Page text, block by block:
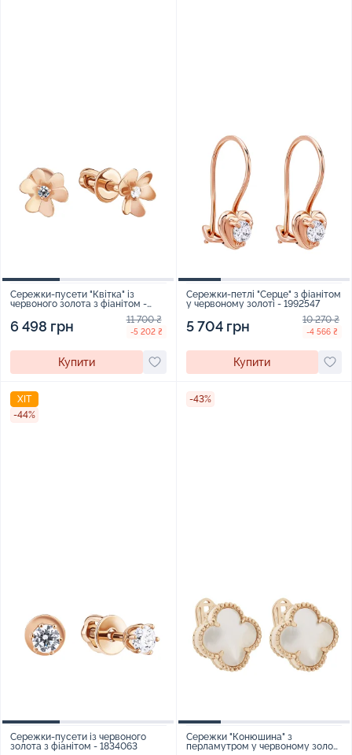
Сережки-пусети "Квітка" із
червоного золота з фіанітом -
6 498 грн 11 700 ₴
-5 202 ₴
Купити
Сережки-петлі "Серце" з фіанітом
у червоному золоті - 1992547
5 704 грн 10 270 ₴
-4 566 ₴
Купити
ХІТ
-44%
Сережки-пусети із червоного
золота з фіанітом - 1834063
-43%
Сережки "Конюшина" з
перламутром у червоному золоті